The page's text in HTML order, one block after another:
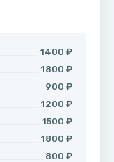
1400 ₽
1800 ₽
900 ₽
1200 ₽
1500 ₽
1800 ₽
800 ₽